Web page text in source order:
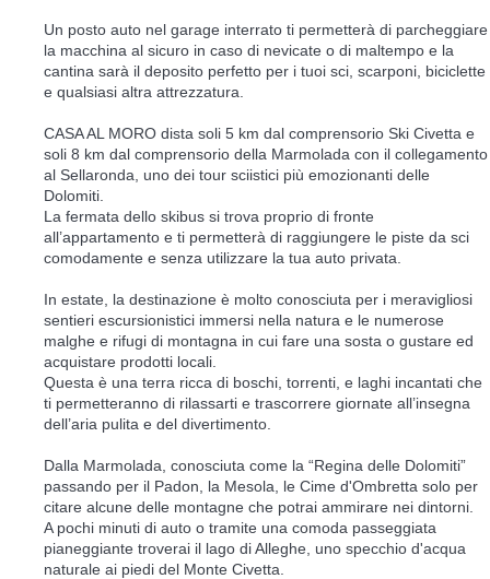
Un posto auto nel garage interrato ti permetterà di parcheggiare
la macchina al sicuro in caso di nevicate o di maltempo e la
cantina sarà il deposito perfetto per i tuoi sci, scarponi, biciclette
e qualsiasi altra attrezzatura.
CASA AL MORO dista soli 5 km dal comprensorio Ski Civetta e
soli 8 km dal comprensorio della Marmolada con il collegamento
al Sellaronda, uno dei tour sciistici più emozionanti delle
Dolomiti.
La fermata dello skibus si trova proprio di fronte
all’appartamento e ti permetterà di raggiungere le piste da sci
comodamente e senza utilizzare la tua auto privata.
In estate, la destinazione è molto conosciuta per i meravigliosi
sentieri escursionistici immersi nella natura e le numerose
malghe e rifugi di montagna in cui fare una sosta o gustare ed
acquistare prodotti locali.
Questa è una terra ricca di boschi, torrenti, e laghi incantati che
ti permetteranno di rilassarti e trascorrere giornate all’insegna
dell’aria pulita e del divertimento.
Dalla Marmolada, conosciuta come la “Regina delle Dolomiti”
passando per il Padon, la Mesola, le Cime d'Ombretta solo per
citare alcune delle montagne che potrai ammirare nei dintorni.
A pochi minuti di auto o tramite una comoda passeggiata
pianeggiante troverai il lago di Alleghe, uno specchio d'acqua
naturale ai piedi del Monte Civetta.